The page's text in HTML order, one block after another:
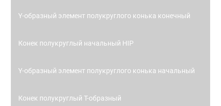
Y-образный элемент полукруглого конька конечный
Конек полукруглый начальный HIP
Y-образный элемент полукруглого конька начальный
Конек полукруглый Т-образный